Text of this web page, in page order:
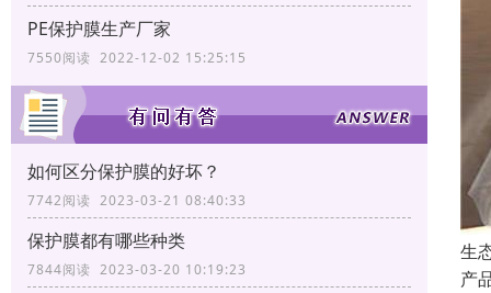
PE保护膜生产厂家
7550阅读 2022-12-02 15:25:15
如何区分保护膜的好坏？
7742阅读 2023-03-21 08:40:33
保护膜都有哪些种类
7844阅读 2023-03-20 10:19:23
生
产